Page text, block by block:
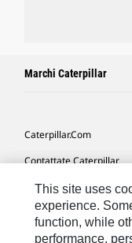
Marchi Caterpillar
Caterpillar.com
Contattate Caterpillar
Le Mie Preferenze Di
Mappa Del Sito
Cookie Settings
This site uses
experience.
function, while
performance,